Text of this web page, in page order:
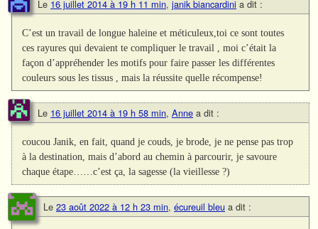
Le 16 juillet 2014 à 19 h 11 min, janik biancardini a dit :
C’est un travail de longue haleine et méticuleux,toi ce sont toutes
ces rayures qui devaient te compliquer le travail , moi c’était la
façon d’appréhender les motifs pour faire passer les différentes
couleurs sous les tissus , mais la réussite quelle récompense!
Le 16 juillet 2014 à 19 h 58 min, Anne a dit :
coucou Janik, en fait, quand je couds, je brode, je ne pense pas trop
à la destination, mais d’abord au chemin à parcourir, je savoure
chaque étape……c’est ça, la sagesse (la vieillesse ?)
Le 23 août 2022 à 12 h 23 min, écureuil bleu a dit :